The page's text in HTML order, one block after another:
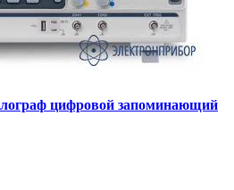
цифровой запоминающий